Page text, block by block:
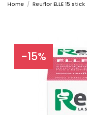
Home Reuflor ELLE 15 stick
-15%